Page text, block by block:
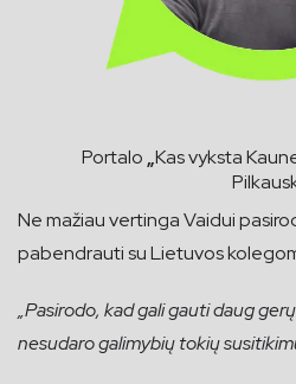
Portalo „Kas vyksta
Ne mažiau vertinga Vaidui
pabendrauti su Lietuvos
„Pasirodo, kad gali gauti daug
nesudaro galimybių tokių